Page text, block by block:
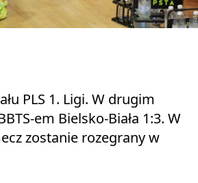
PLS 1. Ligi. W drugim
em Bielsko-Biała 1:3. W
zostanie rozegrany w